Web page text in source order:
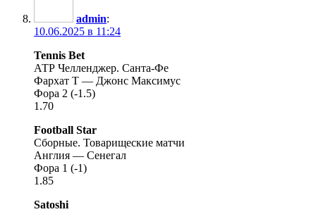
admin:
10.06.2025 в 11:24
Tennis Bet
АТР Челленджер. Санта-Фе
Фархат Т — Джонс Максимус
Фора 2 (-1.5)
1.70
Football Star
Сборные. Товарищеские матчи
Англия — Сенегал
Фора 1 (-1)
1.85
Satoshi